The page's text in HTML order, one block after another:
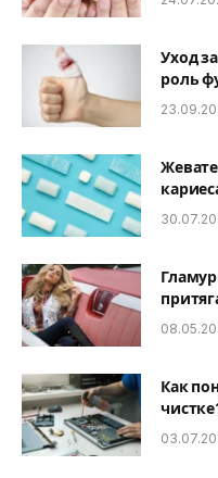
Уход
роль
Как